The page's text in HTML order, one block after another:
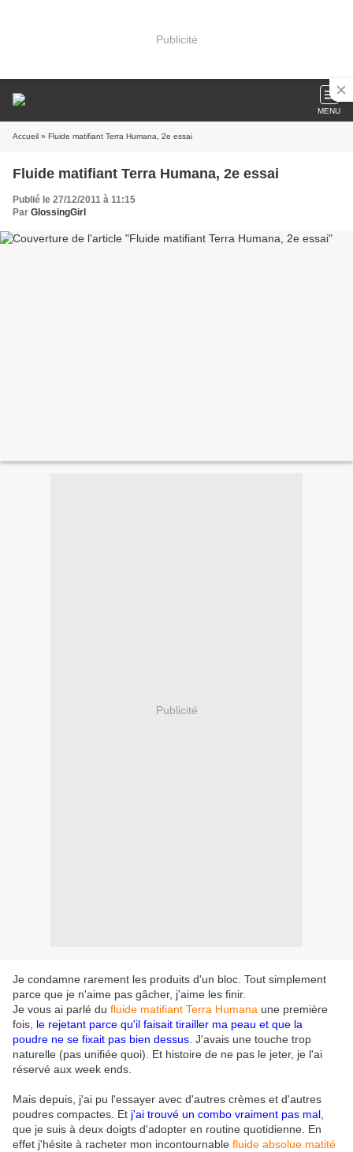
Publicité
MENU
Accueil » Fluide matifiant Terra Humana, 2e essai
Fluide matifiant Terra Humana, 2e essai
Publié le 27/12/2011 à 11:15
Par GlossingGirl
Publicité
Je condamne rarement les produits d'un bloc. Tout simplement
parce que je n'aime pas gâcher, j'aime les finir.
Je vous ai parlé du fluide matifiant Terra Humana une première
fois, le rejetant parce qu'il faisait tirailler ma peau et que la
poudre ne se fixait pas bien dessus . J'avais une touche trop
naturelle (pas unifiée quoi). Et histoire de ne pas le jeter, je l'ai
réservé aux week ends.
Mais depuis, j'ai pu l'essayer avec d'autres crèmes et d'autres
poudres compactes. Et j'ai trouvé un combo vraiment pas mal
que je suis à deux doigts d'adopter en routine quotidienne. En
effet j'hésite à racheter mon incontournable fluide absolue matité